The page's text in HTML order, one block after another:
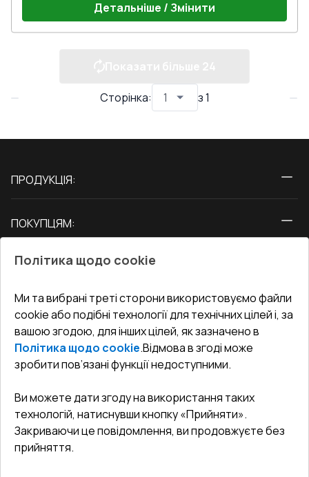
Детальніше / Змінити
Сторінка: з1
ПРОДУКЦІЯ:
Двері
ПОКУПЦЯМ:
Блог
Адреса гіпермаркета
Як правильно заміряти вікна
СЕРВІС ТА ОБЛУГОВУВАННЯ:
Доставка і Оплата
Гарантія та Сервіс
Повернення товару
Договір публічної оферти
КОНТАКТИ
Офіс:Україна, м. Вінниця, вул. Келецька 60 кв. 61
undefined(undefined)
Політика щодо cookie
Ми та вибрані треті сторони використовуємо файли
cookie або подібні технології для технічних цілей і, за
вашою згодою, для інших цілей, як зазначено в
Політика щодо cookie.Відмова в згоді може
зробити пов’язані функції недоступними.
Ви можете дати згоду на використання таких
технологій, натиснувши кнопку «Прийняти».
Закриваючи це повідомлення, ви продовжуєте без
прийняття.